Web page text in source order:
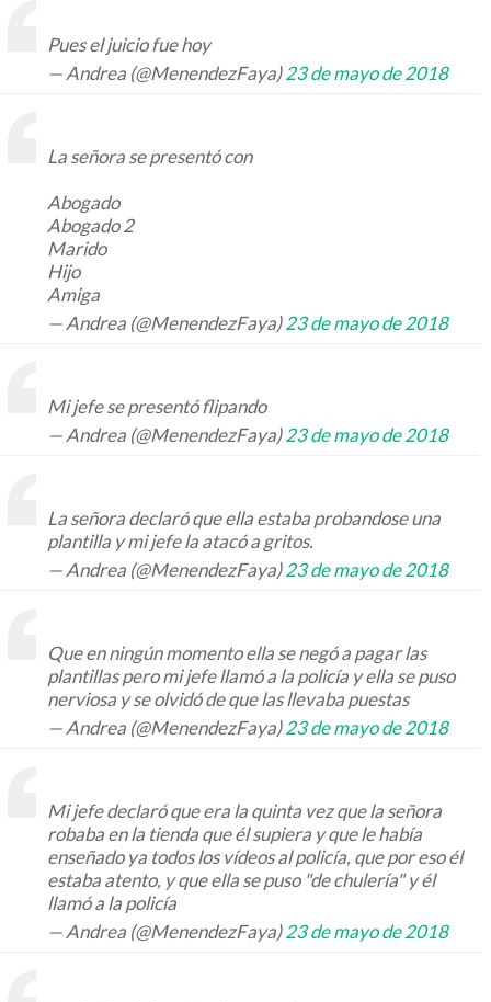
Pues el juicio fue hoy
— Andrea (@MenendezFaya)23 de mayo de 2018
La señora se presentó con
Abogado
Abogado 2
Marido
Hijo
Amiga
— Andrea (@MenendezFaya)23 de mayo de 2018
Mi jefe se presentó flipando
— Andrea (@MenendezFaya)23 de mayo de 2018
La señora declaró que ella estaba probandose una
plantilla y mi jefe la atacó a gritos.
— Andrea (@MenendezFaya)23 de mayo de 2018
Que en ningún momento ella se negó a pagar las
plantillas pero mi jefe llamó a la policía y ella se puso
nerviosa y se olvidó de que las llevaba puestas
— Andrea (@MenendezFaya)23 de mayo de 2018
Mi jefe declaró que era la quinta vez que la señora
robaba en la tienda que él supiera y que le había
enseñado ya todos los vídeos al policía, que por eso él
estaba atento, y que ella se puso "de chulería" y él
llamó a la policía
— Andrea (@MenendezFaya)23 de mayo de 2018